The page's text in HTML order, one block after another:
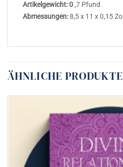
Artikelgewicht: 0,7 Pfund
Abmessungen:8,5 x 11 x 0,15 Zoll
ÄHNLICHE PRODUKTE